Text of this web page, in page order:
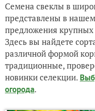
Семена свеклы в
представлены в
предложения крупных
Здесь вы найдете
различной формой
традиционные,
новинки селекции.
огорода.